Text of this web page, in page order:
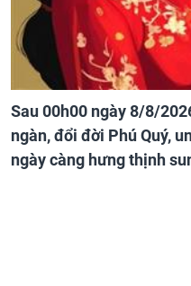
Sau 00h00 ngày 8/8/
ngàn, đổi đời Phú Quý,
ngày càng hưng thịnh